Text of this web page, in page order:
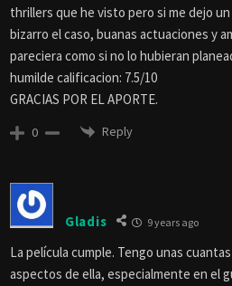
thrillers que he visto pero si me dejo
bizarro el caso, buanas actuaciones y
pareciera como si no lo hubieran
humilde calificacion: 7.5/10
GRACIAS POR EL APORTE.
0 Reply
Gladis 9 years ago
La película cumple. Tengo unas
aspectos de ella, especialmente en el